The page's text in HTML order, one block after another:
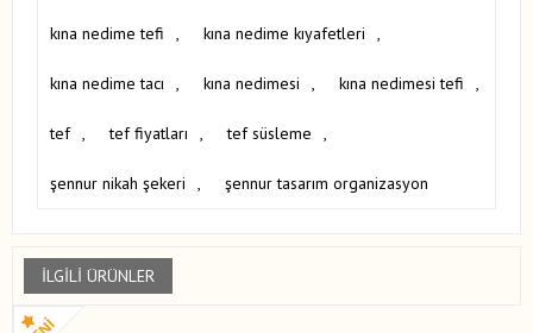
kına nedime tefi , kına nedime kıyafetleri ,
kına nedime tacı , kına nedimesi , kına nedimesi tefi ,
tef , tef fiyatları , tef süsleme ,
şennur nikah şekeri , şennur tasarım organizasyon
İLGILI ÜRÜNLER